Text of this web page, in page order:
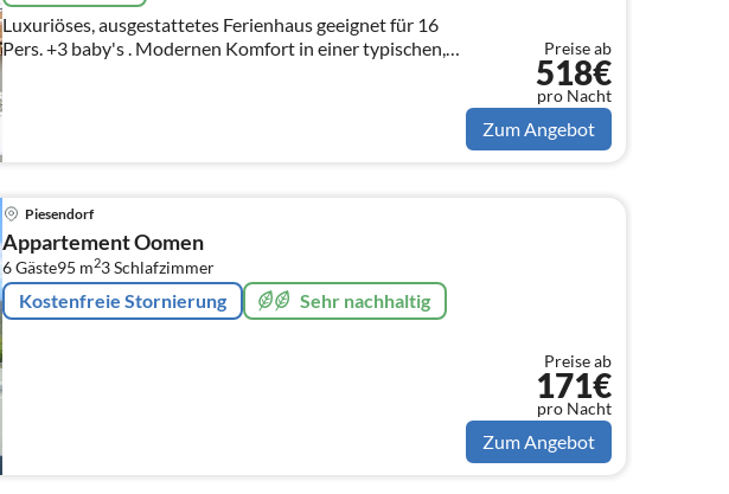
Luxuriöses, ausgestattetes Ferienhaus geeignet für 16
Pers. +3 baby's . Modernen Komfort in einer typischen,
österreichischen gemütliche Atosphäre. Große Sauna
und Blick auf Berg
Preise ab
518€
pro Nacht
Zum Angebot
Piesendorf
Appartement Oomen
6 Gäste95 m23Schlafzimmer
Kostenfreie Stornierung Sehr nachhaltig
Preise ab
171€
pro Nacht
Zum Angebot